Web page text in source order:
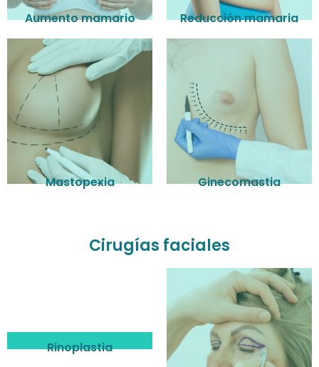
Aumento mamario Reducción mamaria
Mastopexia Ginecomastia
Cirugías faciales
Rinoplastia